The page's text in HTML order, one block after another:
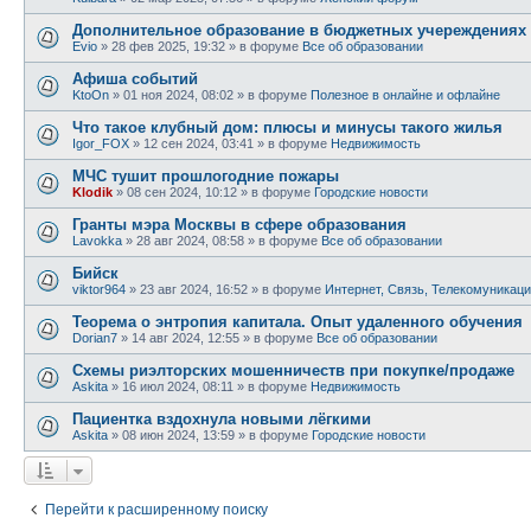
Дополнительное образование в бюджетных учереждениях
Evio » 28 фев 2025, 19:32 » в форуме Все об образовании
Афиша событий
KtoOn » 01 ноя 2024, 08:02 » в форуме Полезное в онлайне и офлайне
Что такое клубный дом: плюсы и минусы такого жилья
Igor_FOX » 12 сен 2024, 03:41 » в форуме Недвижимость
МЧС тушит прошлогодние пожары
Klodik » 08 сен 2024, 10:12 » в форуме Городские новости
Гранты мэра Москвы в сфере образования
Lavokka » 28 авг 2024, 08:58 » в форуме Все об образовании
Бийск
viktor964 » 23 авг 2024, 16:52 » в форуме Интернет, Связь,
Теорема о энтропия капитала. Опыт удаленного обучения
Dorian7 » 14 авг 2024, 12:55 » в форуме Все об образовании
Схемы риэлторских мошенничеств при покупке/продаже
Askita » 16 июл 2024, 08:11 » в форуме Недвижимость
Пациентка вздохнула новыми лёгкими
Askita » 08 июн 2024, 13:59 » в форуме Городские новости
Перейти к расширенному поиску